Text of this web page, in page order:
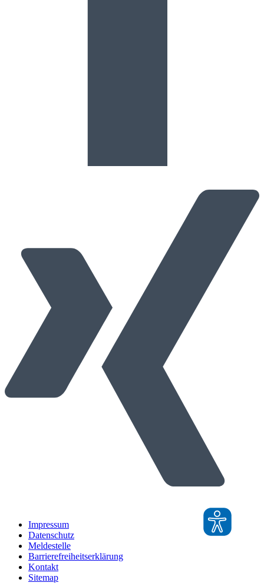
Impressum
Datenschutz
Meldestelle
Barrierefreiheitserklärung
Kontakt
Sitemap